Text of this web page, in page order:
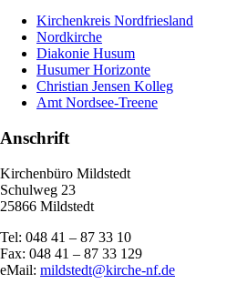
Kirchenkreis Nordfriesland
Nordkirche
Diakonie Husum
Husumer Horizonte
Christian Jensen Kolleg
Amt Nordsee-Treene
Anschrift
Kirchenbüro Mildstedt
Schulweg 23
25866 Mildstedt
Tel: 048 41 – 87 33 10
Fax: 048 41 – 87 33 129
eMail: mildstedt@kirche-nf.de